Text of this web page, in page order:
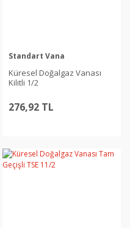
Standart Vana
Küresel Doğalgaz Vanası
Kilitli 1/2
276,92 TL